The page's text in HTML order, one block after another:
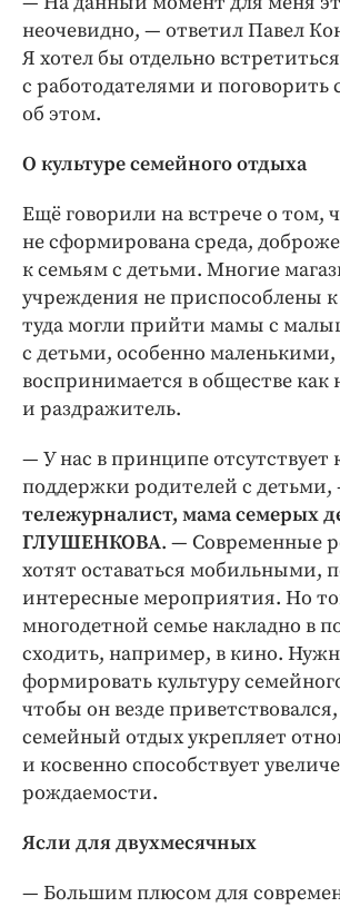
неочевидно, — ​ответил Павел
Я хотел бы отдельно встретиться
с работодателями и поговорить
об этом.
О культуре семейного отдыха
Ещё говорили на встрече о том,
не сформирована среда,
к семьям с детьми. Многие
учреждения не приспособлены
туда могли прийти мамы с
с детьми, особенно маленькими,
воспринимается в обществе как
и раздражитель.
— У нас в принципе отсутствует
поддержки родителей с детьми,
тележурналист, мама семерых
ГЛУШЕНКОВА. — ​Современные
хотят оставаться мобильными,
интересные мероприятия. Но
многодетной семье накладно в
сходить, например, в кино.
формировать культуру
чтобы он везде
семейный отдых укрепляет
и косвенно способствует
рождаемости.
Ясли для двухмесячных
— Большим плюсом для